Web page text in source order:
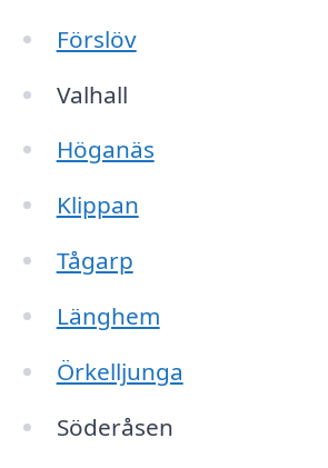
Förslöv
Valhall
Höganäs
Klippan
Tågarp
Länghem
Örkelljunga
Söderåsen